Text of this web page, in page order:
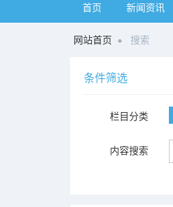
首页 新闻资讯
网站首页 搜索
条件筛选
栏目分类
内容搜索